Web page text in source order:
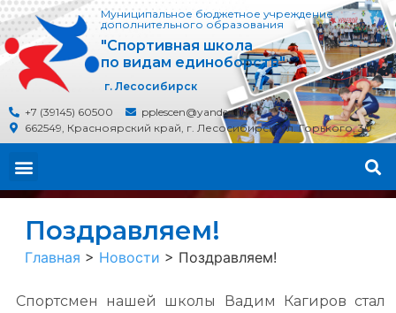
Муниципальное бюджетное учреждение
дополнительного образования
"Спортивная школа
по видам единоборств"
г. Лесосибирск
+7 (39145) 60500
pplescen@yandex.ru
662549, Красноярский край, г. Лесосибирск, ул. Горького, 30
Поздравляем!
Главная > Новости > Поздравляем!
Спортсмен нашей школы Вадим Кагиров стал